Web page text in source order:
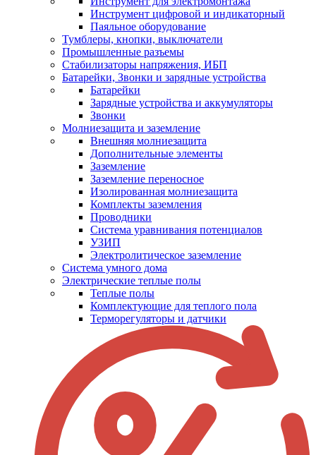
Инструмент цифровой и индикаторный
Паяльное оборудование
Тумблеры, кнопки, выключатели
Промышленные разъемы
Стабилизаторы напряжения, ИБП
Батарейки, Звонки и зарядные устройства
Батарейки
Зарядные устройства и аккумуляторы
Звонки
Молниезащита и заземление
Внешняя молниезащита
Дополнительные элементы
Заземление
Заземление переносное
Изолированная молниезащита
Комплекты заземления
Проводники
Система уравнивания потенциалов
УЗИП
Электролитическое заземление
Система умного дома
Электрические теплые полы
Теплые полы
Комплектующие для теплого пола
Терморегуляторы и датчики